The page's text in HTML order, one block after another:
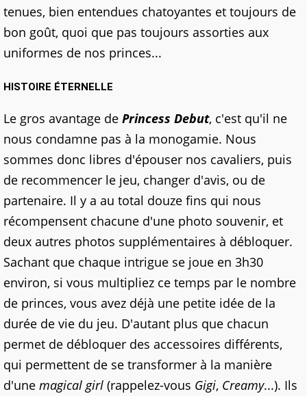
tenues, bien entendues chatoyantes et toujours de
bon goût, quoi que pas toujours assorties aux
uniformes de nos princes...
HISTOIRE ÉTERNELLE
Le gros avantage de Princess Debut, c'est qu'il ne
nous condamne pas à la monogamie. Nous
sommes donc libres d'épouser nos cavaliers, puis
de recommencer le jeu, changer d'avis, ou de
partenaire. Il y a au total douze fins qui nous
récompensent chacune d'une photo souvenir, et
deux autres photos supplémentaires à débloquer.
Sachant que chaque intrigue se joue en 3h30
environ, si vous multipliez ce temps par le nombre
de princes, vous avez déjà une petite idée de la
durée de vie du jeu. D'autant plus que chacun
permet de débloquer des accessoires différents,
qui permettent de se transformer à la manière
d'une magical girl (rappelez-vous Gigi, Creamy...). Ils